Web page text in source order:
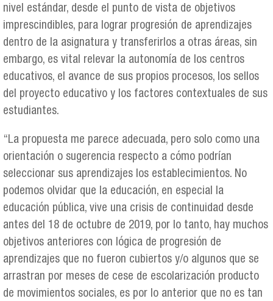
nivel estándar, desde el punto de vista de objetivos
imprescindibles, para lograr progresión de aprendizajes
dentro de la asignatura y transferirlos a otras áreas, sin
embargo, es vital relevar la autonomía de los centros
educativos, el avance de sus propios procesos, los sellos
del proyecto educativo y los factores contextuales de sus
estudiantes.
“La propuesta me parece adecuada, pero solo como una
orientación o sugerencia respecto a cómo podrían
seleccionar sus aprendizajes los establecimientos. No
podemos olvidar que la educación, en especial la
educación pública, vive una crisis de continuidad desde
antes del 18 de octubre de 2019, por lo tanto, hay muchos
objetivos anteriores con lógica de progresión de
aprendizajes que no fueron cubiertos y/o algunos que se
arrastran por meses de cese de escolarización producto
de movimientos sociales, es por lo anterior que no es tan